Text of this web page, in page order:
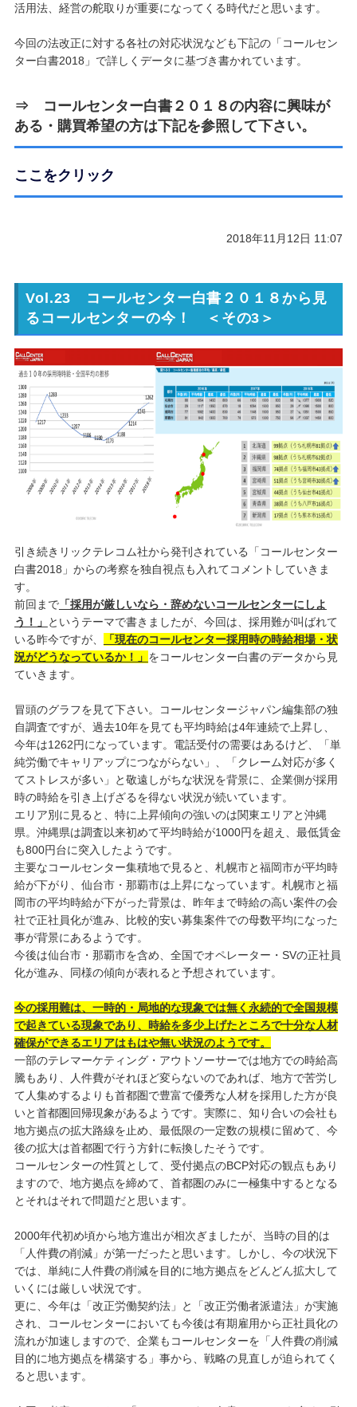
活用法、経営の舵取りが重要になってくる時代だと思います。
今回の法改正に対する各社の対応状況なども下記の「コールセン
ター白書2018」で詳しくデータに基づき書かれています。
⇒ コールセンター白書２０１８の内容に興味が
ある・購買希望の方は下記を参照して下さい。
ここをクリック
2018年11月12日 11:07
Vol.23 コールセンター白書２０１８から見
るコールセンターの今！ ＜その3＞
引き続きリックテレコム社から発刊されている「コールセンター
白書2018」からの考察を独自視点も入れてコメントしていきま
す。
前回まで「採用が厳しいなら・辞めないコールセンターにしよ
う！」 というテーマで書きましたが、今回は、採用難が叫ばれて
いる昨今ですが、
「現在のコールセンター採用時の時給相場・状
況がどうなっているか！」 をコールセンター白書のデータから見
ていきます。
冒頭のグラフを見て下さい。コールセンタージャパン編集部の独
自調査ですが、過去10年を見ても平均時給は4年連続で上昇し、
今年は1262円になっています。電話受付の需要はあるけど、「単
純労働でキャリアップにつながらない」、「クレーム対応が多く
てストレスが多い」と敬遠しがちな状況を背景に、企業側が採用
時の時給を引き上げざるを得ない状況が続いています。
エリア別に見ると、特に上昇傾向の強いのは関東エリアと沖縄
県。沖縄県は調査以来初めて平均時給が1000円を超え、最低賃金
も800円台に突入したようです。
主要なコールセンター集積地で見ると、札幌市と福岡市が平均時
給が下がり、仙台市・那覇市は上昇になっています。札幌市と福
岡市の平均時給が下がった背景は、昨年まで時給の高い案件の会
社で正社員化が進み、比較的安い募集案件での母数平均になった
事が背景にあるようです。
今後は仙台市・那覇市を含め、全国でオペレーター・SVの正社員
化が進み、同様の傾向が表れると予想されています。
今の採用難は、一時的・局地的な現象では無く永続的で全国規模
で起きている現象であり、時給を多少上げたところで十分な人材
確保ができるエリアはもはや無い状況のようです。
一部のテレマーケティング・アウトソーサーでは地方での時給高
騰もあり、人件費がそれほど変らないのであれば、地方で苦労し
て人集めするよりも首都圏で豊富で優秀な人材を採用した方が良
いと首都圏回帰現象があるようです。実際に、知り合いの会社も
地方拠点の拡大路線を止め、最低限の一定数の規模に留めて、今
後の拡大は首都圏で行う方針に転換したそうです。
コールセンターの性質として、受付拠点のBCP対応の観点もあり
ますので、地方拠点を締めて、首都圏のみに一極集中するとなる
とそれはそれで問題だと思います。
2000年代初め頃から地方進出が相次ぎましたが、当時の目的は
「人件費の削減」が第一だったと思います。しかし、今の状況下
では、単純に人件費の削減を目的に地方拠点をどんどん拡大して
いくには厳しい状況です。
更に、今年は「改正労働契約法」と「改正労働者派遣法」が実施
され、コールセンターにおいても今後は有期雇用から正社員化の
流れが加速しますので、企業もコールセンターを「人件費の削減
目的に地方拠点を構築する」事から、戦略の見直しが迫られてく
ると思います。